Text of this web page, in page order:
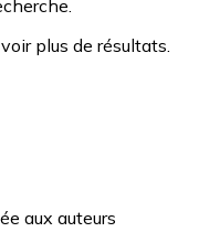
plus de résultats.
aux auteurs